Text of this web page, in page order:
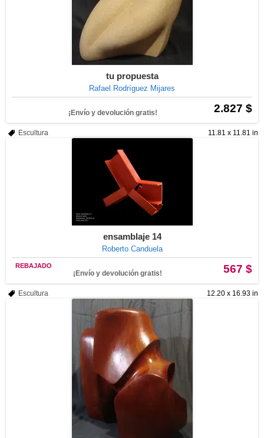
tu propuesta
Rafael Rodríguez Mijares
2.827 $
¡Envío y devolución gratis!
11.81 x 11.81 in
Escultura
ensamblaje 14
Roberto Canduela
567 $
REBAJADO
¡Envío y devolución gratis!
12.20 x 16.93 in
Escultura